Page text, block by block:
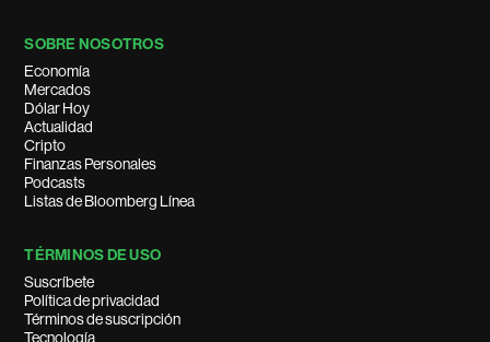
SOBRE NOSOTROS
Economía
Mercados
Dólar Hoy
Actualidad
Cripto
Finanzas Personales
Podcasts
Listas de Bloomberg Línea
TÉRMINOS DE USO
Suscríbete
Política de privacidad
Términos de suscripción
Tecnología